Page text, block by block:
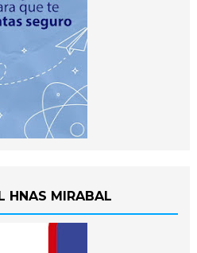
HNAS MIRABAL